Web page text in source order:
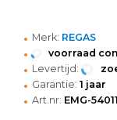
• Merk: REGAS
• voorraad
• Levertijd:
• Garantie: 1 jaar
• Art.nr: EMG-